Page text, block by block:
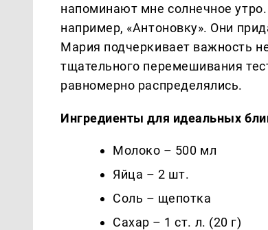
напоминают мне солнечное
например, «Антоновку». Они
Мария подчеркивает важность
тщательного перемешивания
равномерно распределялись.
Ингредиенты для идеальных
Молоко – 500 мл
Яйца – 2 шт.
Соль – щепотка
Сахар – 1 ст. л. (20 г)